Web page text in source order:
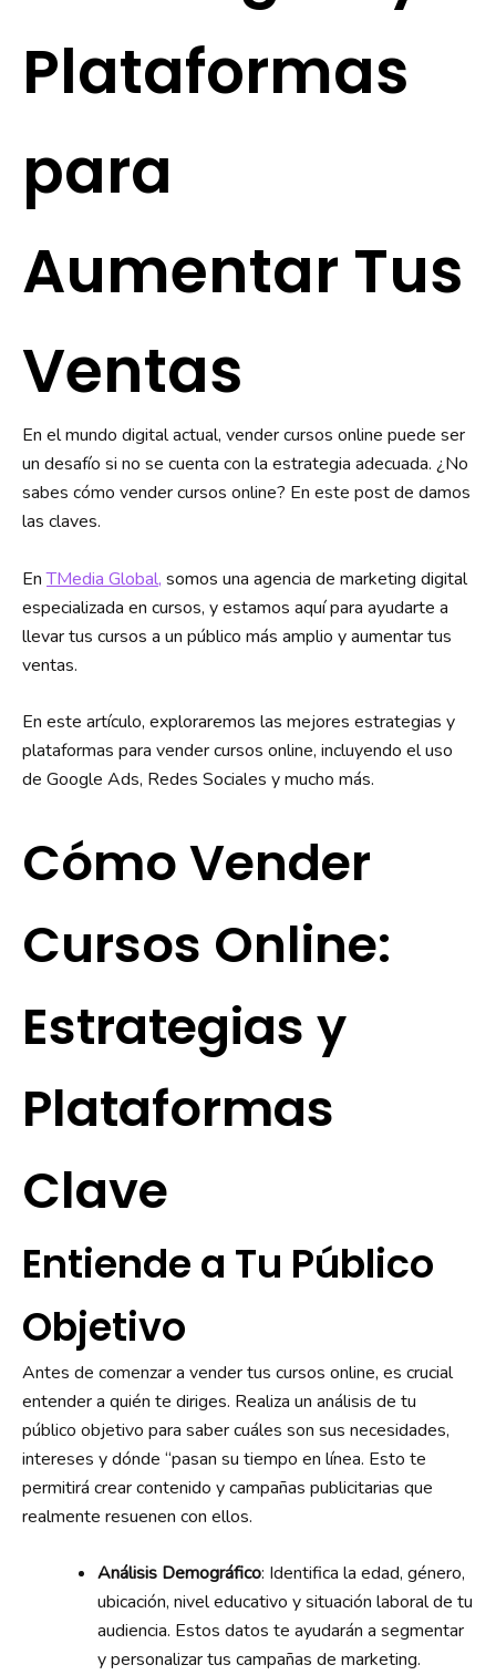
Plataformas
para
Aumentar Tus
Ventas
En el mundo digital actual, vender cursos online puede ser
un desafío si no se cuenta con la estrategia adecuada. ¿No
sabes cómo vender cursos online? En este post de damos
las claves.
EnTMedia Global, somos una agencia de marketing digital
especializada en cursos, y estamos aquí para ayudarte a
llevar tus cursos a un público más amplio y aumentar tus
ventas.
En este artículo, exploraremos las mejores estrategias y
plataformas para vender cursos online, incluyendo el uso
de Google Ads, Redes Sociales y mucho más.
Cómo Vender
Cursos Online:
Estrategias y
Plataformas
Clave
Entiende a Tu Público
Objetivo
Antes de comenzar a vender tus cursos online, es crucial
entender a quién te diriges. Realiza un análisis de tu
público objetivo para saber cuáles son sus necesidades,
intereses y dónde “pasan su tiempo en línea. Esto te
permitirá crear contenido y campañas publicitarias que
realmente resuenen con ellos.
Análisis Demográfico: Identifica la edad, género,
ubicación, nivel educativo y situación laboral de tu
audiencia. Estos datos te ayudarán a segmentar
y personalizar tus campañas de marketing.